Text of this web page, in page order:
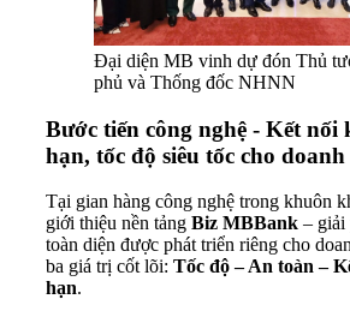
Đại diện MB vinh dự đón Thủ
phủ và Thống đốc NHNN
Bước tiến công nghệ - Kết nối
hạn, tốc độ siêu tốc cho
Tại gian hàng công nghệ trong khuôn
giới thiệu nền tảng Biz MBBank – giải
toàn diện được phát triển riêng cho
ba giá trị cốt lõi: Tốc độ – An toàn –
hạn.